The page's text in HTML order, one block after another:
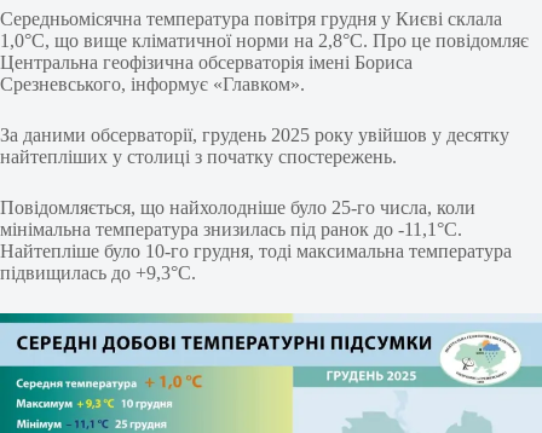
Середньомісячна температура повітря грудня у Києві склала
1,0°C, що вище кліматичної норми на 2,8°C. Про це повідомляє
Центральна геофізична обсерваторія імені Бориса
Срезневського, інформує «Главком».
За даними обсерваторії, грудень 2025 року увійшов у десятку
найтепліших у столиці з початку спостережень.
Повідомляється, що найхолодніше було 25-го числа, коли
мінімальна температура знизилась під ранок до -11,1°C.
Найтепліше було 10-го грудня, тоді максимальна температура
підвищилась до +9,3°C.